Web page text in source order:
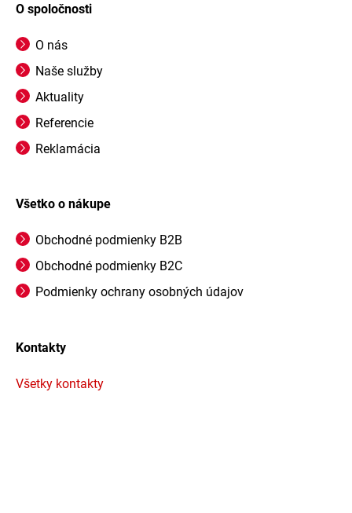
O spoločnosti
O nás
Naše služby
Aktuality
Referencie
Reklamácia
Všetko o nákupe
Obchodné podmienky B2B
Obchodné podmienky B2C
Podmienky ochrany osobných údajov
Kontakty
Všetky kontakty